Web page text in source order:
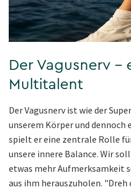
Der Vagusnerv –
Multitalent
Der Vagusnerv ist wie der
unserem Körper und dennoch
spielt er eine zentrale Rolle
unsere innere Balance. Wir
etwas mehr Aufmerksamkeit
aus ihm herauszuholen.